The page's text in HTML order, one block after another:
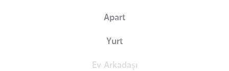
Apart
Yurt
Ev Arkadaşı